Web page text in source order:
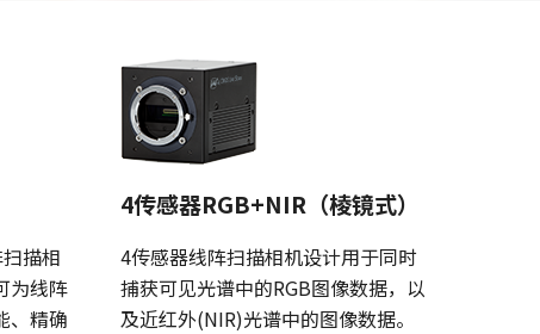
描相
为线阵
、精确
4传感器RGB+NIR（棱镜式）
4传感器线阵扫描相机设计用于同时
捕获可见光谱中的RGB图像数据，以
及近红外(NIR)光谱中的图像数据。